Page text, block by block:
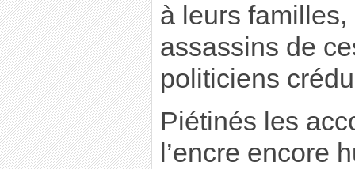
à leurs
assassins de
politiciens
Piétinés les
l’encre encore